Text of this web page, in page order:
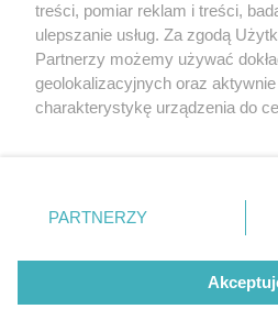
Zapisz się do
Dołącz do grona ludzi
Zapisz się
treści, pomiar reklam i treści,
ulepszanie usług. Za zgodą
Partnerzy możemy używać
geolokalizacyjnych oraz
charakterystykę urządzenia do
zmienić/wycofać klikając
znajdujący się w lewym dolnym
użytkownika, ale masz prawo
przetwarzaniu. Preferencje będą
PARTNERZY